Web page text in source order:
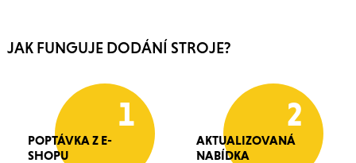
JAK FUNGUJE DODÁNÍ STROJE?
1
POPTÁVKA Z E-
SHOPU
2
AKTUALIZOVANÁ
NABÍDKA